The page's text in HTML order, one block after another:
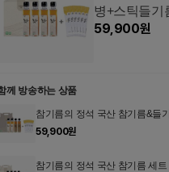
병+스틱들기
59,900원
께 방송하는 상품
참기름의 정석 국산 참기름&들
기름 6매
59,900원
참기름의 정석 국산 참기름 세